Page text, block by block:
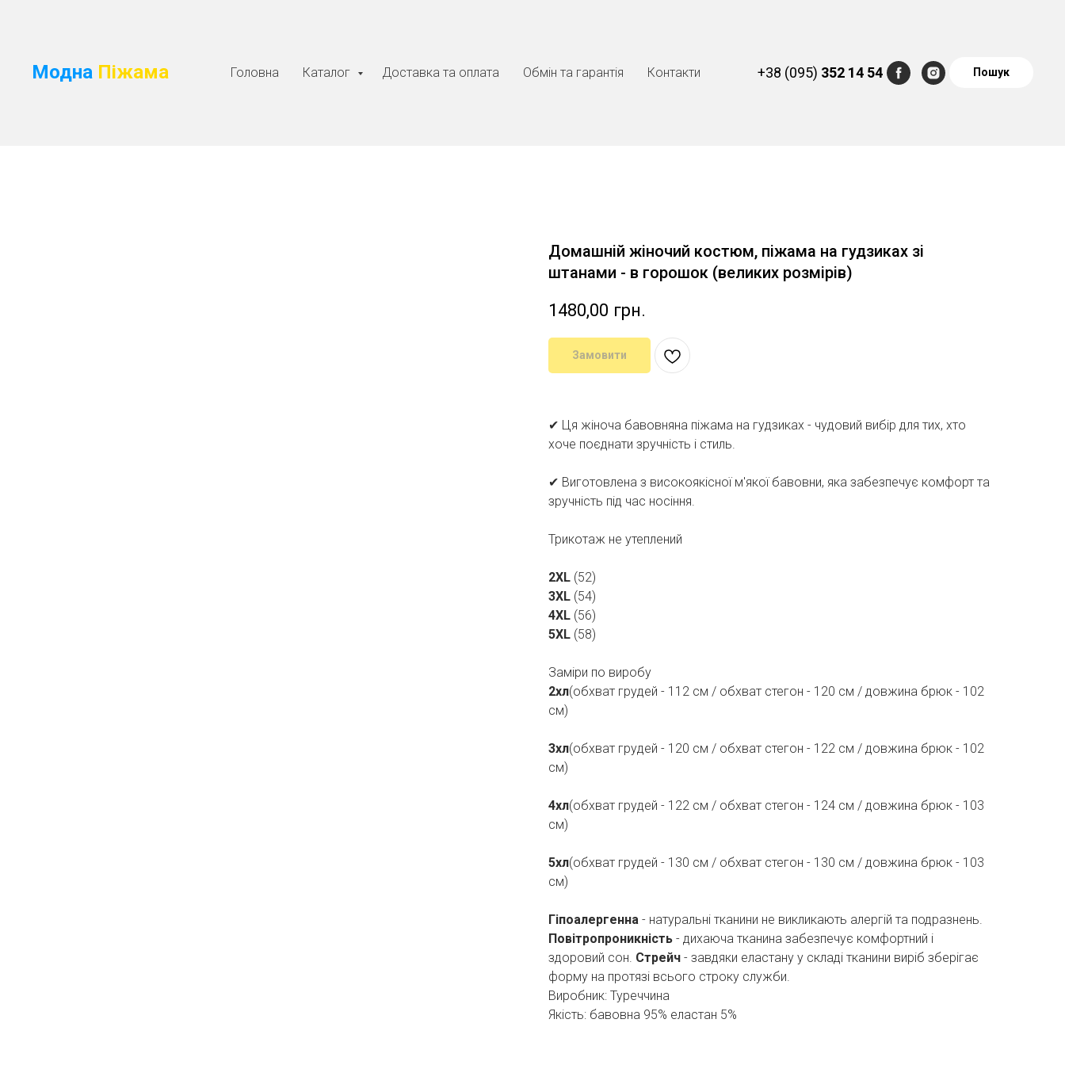
Модна Піжама Головна Каталог Доставка та оплата Обмін та гарантія Контакти +38 (095) 352 14 54 Пошук
Домашній жіночий костюм, піжама на гудзиках зі
штанами - в горошок (великих розмірів)
1480,00 грн.
Замовити
✔ Ця жіноча бавовняна піжама на гудзиках - чудовий вибір для тих, хто
хоче поєднати зручність і стиль.
✔ Виготовлена з високоякісної м'якої бавовни, яка забезпечує комфорт та
зручність під час носіння.
Трикотаж не утеплений
2XL (52)
3XL (54)
4XL (56)
5XL (58)
Заміри по виробу
2хл(обхват грудей - 112 см / обхват стегон - 120 см / довжина брюк - 102
см)
3хл(обхват грудей - 120 см / обхват стегон - 122 см / довжина брюк - 102
см)
4хл(обхват грудей - 122 см / обхват стегон - 124 см / довжина брюк - 103
см)
5хл(обхват грудей - 130 см / обхват стегон - 130 см / довжина брюк - 103
см)
Гіпоалергенна - натуральні тканини не викликають алергій та подразнень.
Повітропроникність - дихаюча тканина забезпечує комфортний і
здоровий сон. Стрейч - завдяки еластану у складі тканини виріб зберігає
форму на протязі всього строку служби.
Виробник: Туреччина
Якість: бавовна 95% еластан 5%